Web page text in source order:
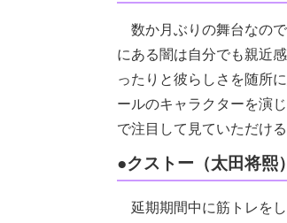
数か月ぶりの舞台なの
にある闇は自分でも親近
ったりと彼らしさを随所
ールのキャラクターを演
で注目して見ていただけ
●クストー（太田将熙）
延期期間中に筋トレを